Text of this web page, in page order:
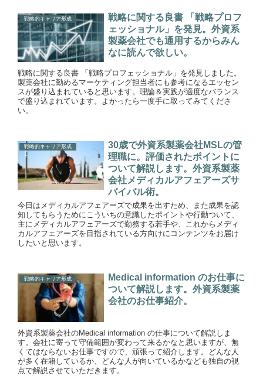
戦略的キャリア形成
戦略に関する良書 「戦略プロフ
ェッショナル」を発見。外資系
製薬会社でも通用するからみん
なに読んで欲しい。
戦略に関する良書 「戦略プロフェッショナル」を発見しました。
製薬会社に勤めるマーケティング担当者にも参考になるエッセン
スが盛り込まれていると思います。理論＆実践が適度なバランス
で盛り込まれています。よかったら一度手に取ってみてくださ
い。
戦略的キャリア形成
30歳で外資系製薬会社MSLの管
理職に。評価されたポイントに
ついて解説します。外資系製薬
会社メディカルアフェアーズサ
バイバル術。
今日はメディカルアフェアーズで成果を出すため、また成果を認
知してもらうためにこういちの意識したポイントや行動ついて、
主にメディカルアフェアーズで勤務する若手や、これからメディ
カルアフェアーズを目指されている方向けにコンテンツをお届け
したいと思います。
戦略的キャリア形成
Medical information のお仕事に
ついて解説します。外資系製薬
会社のお仕事紹介。
外資系製薬会社のMedical information の仕事について解説しま
す。会社に寄って守備範囲が変わって来るかなと思いますが、無
くてはならないお仕事ですので、頑張って紹介します。どんな人
が多く在籍しているか、どんな人が向いているかなども独自の視
点で解説させていただきます。